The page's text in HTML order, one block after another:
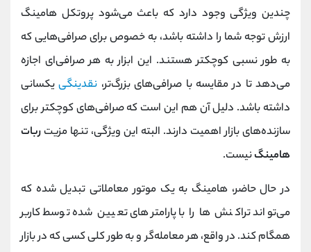
چندین ویژگی وجود دارد که باعث می‌شود پروتکل هامینگ
ارزش توجه شما را داشته باشد، به خصوص برای صرافی‌هایی که
به طور نسبی کوچکتر هستند. این ابزار به هر صرافی‌ای اجازه
می‌دهد تا در مقایسه با صرافی‌های بزرگ‌تر، نقدینگییکسانی
داشته باشد. دلیل آن هم این است که صرافی‌های کوچکتر برای
سازنده‌های بازار اهمیت دارند. البته این ویژگی، تنها مزیت ربات
هامینگنیست.
در حال حاضر، هامینگ به یک موتور معاملاتی تبدیل شده که
می‌تواند تراکنش‌ ها را با پارامترهای تعیین شده توسط کاربر
همگام کند. در واقع، هر معامله‌گر و به طور کلی کسی که در بازار